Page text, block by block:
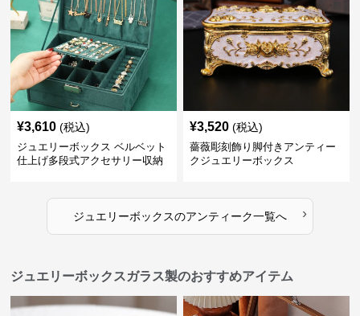
¥3,610 (税込)
ジュエリーボックス ベルベット
仕上げ多段式アクセサリー収納
¥3,520 (税込)
薔薇彫刻飾り脚付きアンティー
クジュエリーボックス
ジュエリーボックスのアンティーク一覧へ ›
ジュエリーボックスガラス製のおすすめアイテム